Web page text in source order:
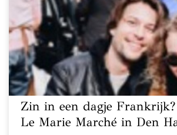
Zin in een dagje
Le Marie Marché in Den